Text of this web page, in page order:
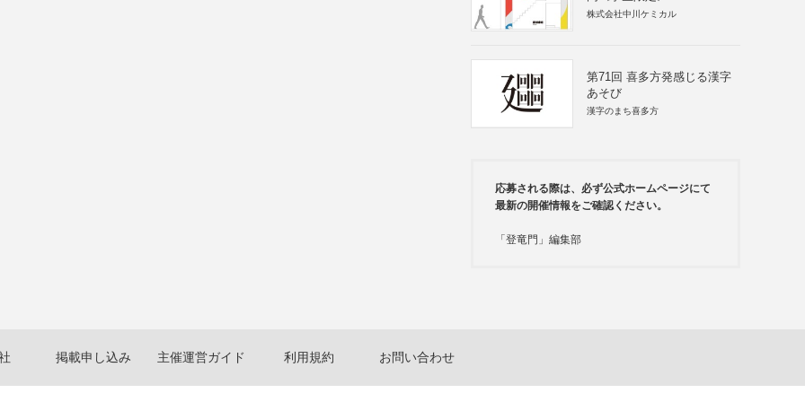
株式会社中川ケミカル
第71回 喜多方発感じる漢字
あそび
漢字のまち喜多方
応募される際は、必ず公式ホームページにて
最新の開催情報をご確認ください。
「登竜門」編集部
掲載申し込み 主催運営ガイド 利用規約 お問い合わせ